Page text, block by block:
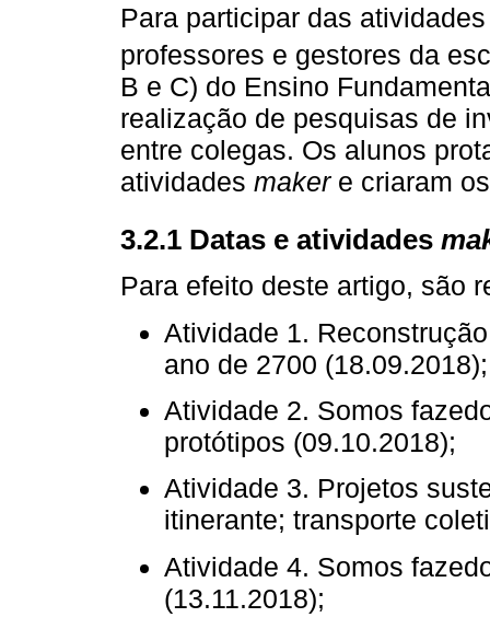
Para participar das
professores e gestores da
B e C) do Ensino
realização de pesquisas de
entre colegas. Os alunos
atividades makere criaram
3.2.1 Datas e atividades
Para efeito deste artigo, são
Atividade 1.
ano de 2700 (18.09.2018);
Atividade 2. Somos
protótipos (09.10.2018);
Atividade 3. Projetos
itinerante; transporte
Atividade 4. Somos
(13.11.2018);